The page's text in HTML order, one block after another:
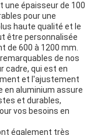
une épaisseur de 100
pour une
haute qualité et le
être personnalisée
de 600 à 1200 mm.
de nos
cadre, qui est en
et l'ajustement
en aluminium assure
et durables,
vos besoins en
également très